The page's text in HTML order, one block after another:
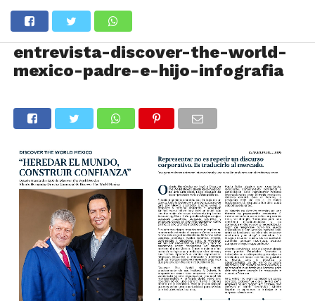
entrevista-discover-the-world-
mexico-padre-e-hijo-infografia